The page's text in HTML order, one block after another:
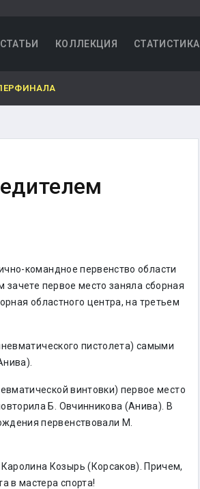
СТАТЬИ КОЛЛЕКЦИЯ СТАТИСТИКА
командное первенство области
зачете первое место заняла сборная
областного центра, на третьем
пистолета) самыми
винтовки) первое место
Б. Овчинникова (Анива). В
первенствовали М.
Козырь (Корсаков). Причем,
в мастера спорта!